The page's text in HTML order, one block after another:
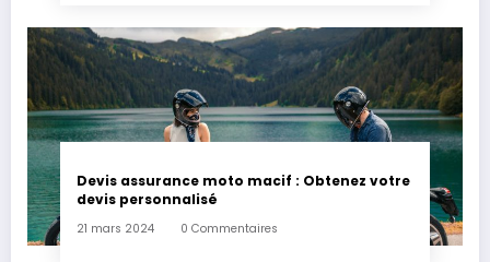
Devis assurance moto macif : Obtenez votre
devis personnalisé
21 mars 2024 0 Commentaires